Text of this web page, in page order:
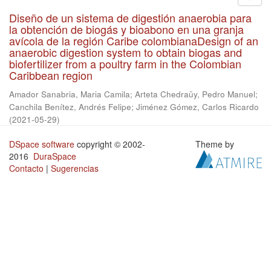
Diseño de un sistema de digestión anaerobia para
la obtención de biogás y bioabono en una granja
avícola de la región Caribe colombianaDesign of an
anaerobic digestion system to obtain biogas and
biofertilizer from a poultry farm in the Colombian
Caribbean region
Amador Sanabria, Maria Camila; Arteta Chedraüy, Pedro Manuel;
Canchila Benítez, Andrés Felipe; Jiménez Gómez, Carlos Ricardo
(2021-05-29)
DSpace software copyright © 2002-
2016 DuraSpace
Contacto | Sugerencias
Theme by